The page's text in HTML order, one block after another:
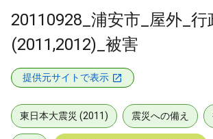
20110928_浦安市_屋外_行
(2011,2012)_被害
提供元サイトで表示
東日本大震災 (2011) 震災への備え